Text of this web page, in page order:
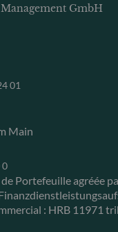
GmbH
01
Main
0
Portefeuille agréée
: HRB 11971